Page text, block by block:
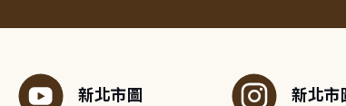
新北市圖
新北市